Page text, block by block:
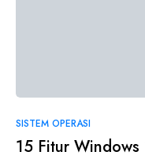
SISTEM OPERASI
15 Fitur